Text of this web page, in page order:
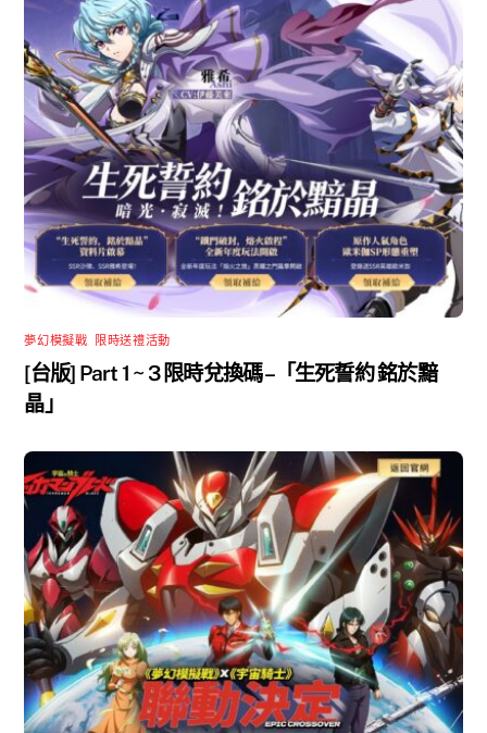
夢幻模擬戰 限時送禮活動
[台版] Part 1 ~ 3 限時兌換碼 –「生死誓約 銘於黯
晶」